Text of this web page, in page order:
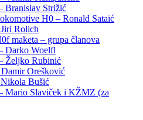
Branislav Strižić
H0 – Ronald Sataić
Rolich
maketa – grupa članova
Darko Woelfl
Željko Rubinić
Orešković
Bušić
Mario Slaviček i KŽMZ (za